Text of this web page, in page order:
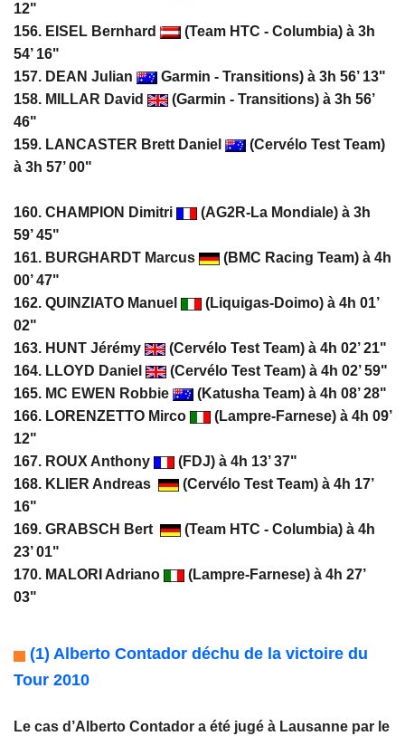
12"
156. EISEL Bernhard
(Team HTC - Columbia) à 3h
54’ 16"
157. DEAN Julian
Garmin - Transitions) à 3h 56’ 13"
158. MILLAR David
(Garmin - Transitions) à 3h 56’
46"
159. LANCASTER Brett Daniel
(Cervélo Test Team)
à 3h 57’ 00"
160. CHAMPION Dimitri
(AG2R-La Mondiale) à 3h
59’ 45"
161. BURGHARDT Marcus
(BMC Racing Team) à 4h
00’ 47"
162. QUINZIATO Manuel
(Liquigas-Doimo) à 4h 01’
02"
163. HUNT Jérémy
(Cervélo Test Team) à 4h 02’ 21"
164. LLOYD Daniel
(Cervélo Test Team) à 4h 02’ 59"
165. MC EWEN Robbie
(Katusha Team) à 4h 08’ 28"
166. LORENZETTO Mirco
(Lampre-Farnese) à 4h 09’
12"
167. ROUX Anthony
(FDJ) à 4h 13’ 37"
168. KLIER Andreas
(Cervélo Test Team) à 4h 17’
16"
169. GRABSCH Bert
(Team HTC - Columbia) à 4h
23’ 01"
170. MALORI Adriano
(Lampre-Farnese) à 4h 27’
03"
(1) Alberto Contador déchu de la victoire du
Tour 2010
Le cas d’Alberto Contador a été jugé à Lausanne par le